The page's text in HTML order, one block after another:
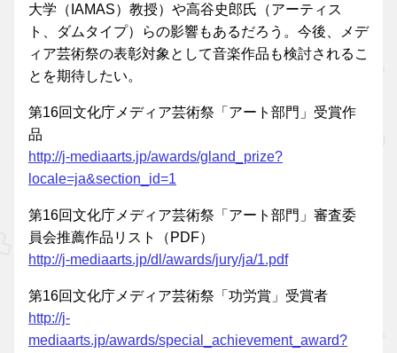
大学（IAMAS）教授）や高谷史郎氏（アーティス
ト、ダムタイプ）らの影響もあるだろう。今後、メデ
ィア芸術祭の表彰対象として音楽作品も検討されるこ
とを期待したい。
第16回文化庁メディア芸術祭「アート部門」受賞作
品
http://j-mediaarts.jp/awards/gland_prize?
locale=ja&section_id=1
第16回文化庁メディア芸術祭「アート部門」審査委
員会推薦作品リスト（PDF）
http://j-mediaarts.jp/dl/awards/jury/ja/1.pdf
第16回文化庁メディア芸術祭「功労賞」受賞者
http://j-
mediaarts.jp/awards/special_achievement_award?